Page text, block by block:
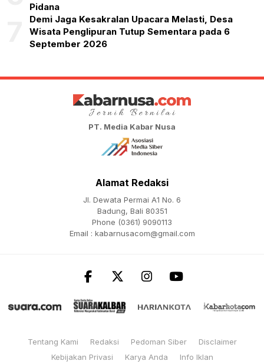
Pidana
Demi Jaga Kesakralan Upacara Melasti, Desa
Wisata Penglipuran Tutup Sementara pada 6
September 2026
PT. Media Kabar Nusa
Alamat Redaksi
Jl. Dewata Permai A1 No. 6
Badung, Bali 80351
Phone (0361) 9090113
Email : kabarnusacom@gmail.com
Tentang Kami Redaksi Pedoman Siber
Disclaimer
Kebijakan Privasi
Karya Anda Info Iklan